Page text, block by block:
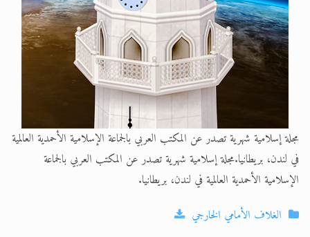
مجلة إسلامية شهرية تصدر عن المكتب العربي بالجماعة الإسلامية الأحمدية العالمية
في لندن، بريطانيا.مجلة إسلامية شهرية تصدر عن المكتب العربي بالجماعة
الإسلامية الأحمدية العالمية في لندن، بريطانيا.
الغلاف الأمامي الخارجي